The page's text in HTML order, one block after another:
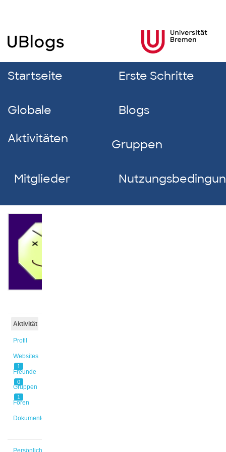
Startseite Erste Schritte
Globale
Aktivitäten
Blogs
Gruppen
Mitglieder
Aktivität
Profil
Websites
1
Freunde
0
Gruppen
1
Foren
Dokumente
Persönlich